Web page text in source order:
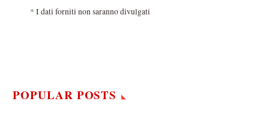
* I dati forniti non saranno divulgati
POPULAR POSTS